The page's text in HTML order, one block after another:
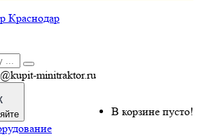
minitraktor.ru
В корзине пусто!